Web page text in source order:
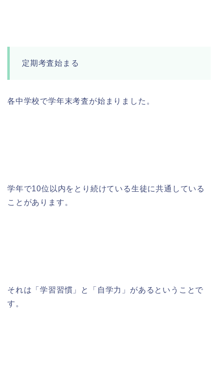
定期考査始まる
各中学校で学年末考査が始まりました。
学年で10位以内をとり続けている生徒に共通している
ことがあります。
それは「学習習慣」と「自学力」があるということで
す。